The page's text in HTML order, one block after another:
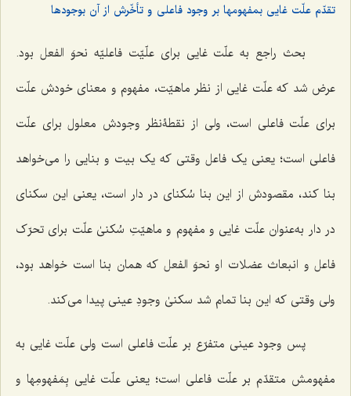
تقدّم علّت غایى بمفهومها بر وجود فاعلی و تأخّرش از آن بوجودها
بحث راجع به علّت غایى براى علّیّت فاعلیّه نحوَ الفعل بود.
عرض شد که علّت غایى از نظر ماهیّت، مفهوم و معناى خودش علّت
براى علّت فاعلى است، ولى از نقطۀنظر وجودش معلول براى علّت
فاعلى است؛ یعنى یک فاعل وقتى که یک بیت و بنایى را مى‌خواهد
بنا کند، مقصودش از این بنا سُکناى در دار است، یعنی این سکناى
در دار به‌عنوان علّت غایى و مفهوم و ماهیّتِ سُکنیٰ علّت براى تحرّک
فاعل و انبعاث عضلات او نحوَ الفعل که همان بنا است خواهد بود،
ولى وقتى که این بنا تمام شد سکنیٰ وجودِ عینى پیدا مى‌کند.
پس وجود عینى متفرّع بر علّت فاعلى است ولى علّت غایى به
مفهومش متقدّم بر علّت فاعلى است؛ یعنى علّت غایى بِمَفهومِها و